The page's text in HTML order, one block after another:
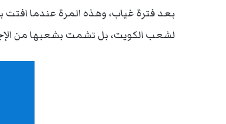
بعد فترة غياب، وهذه المرة عندما
لشعب الكويت، بل تشمت بشعبها من